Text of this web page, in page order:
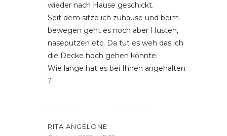
wieder nach Hause geschickt.
Seit dem sitze ich zuhause und beim
bewegen geht es noch aber Husten,
naseputzen etc. Da tut es weh das ich
die Decke hoch gehen könnte.
Wie lange hat es bei Ihnen angehalten
?
RITA ANGELONE